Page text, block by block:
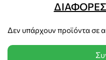
Δεν υπάρχουν προϊόντα σε